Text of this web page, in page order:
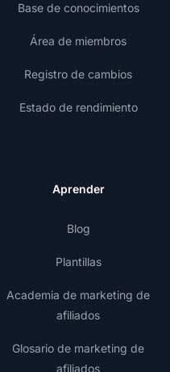
Base de conocimientos
Área de miembros
Registro de cambios
Estado de rendimiento
Aprender
Blog
Plantillas
Academia de marketing de
afiliados
Glosario de marketing de
afiliados